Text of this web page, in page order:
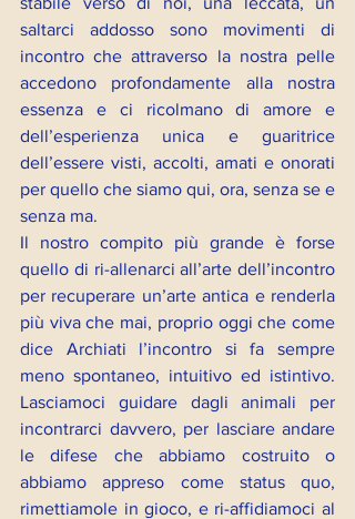
saltarci addosso sono movimenti di
incontro che attraverso la nostra pelle
accedono profondamente alla nostra
essenza e ci ricolmano di amore e
dell’esperienza unica e guaritrice
dell’essere visti, accolti, amati e onorati
per quello che siamo qui, ora, senza se e
senza ma.
Il nostro compito più grande è forse
quello di ri-allenarci all’arte dell’incontro
per recuperare un’arte antica e renderla
più viva che mai, proprio oggi che come
dice Archiati l’incontro si fa sempre
meno spontaneo, intuitivo ed istintivo.
Lasciamoci guidare dagli animali per
incontrarci davvero, per lasciare andare
le difese che abbiamo costruito o
abbiamo appreso come status quo,
rimettiamole in gioco, e ri-affidiamoci al